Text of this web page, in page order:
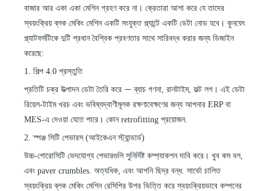
বাজার আর একা একা মেশিন গ্রহণ করে না। ক্রেতারা আশা করে যে তাদের
স্বয়ংক্রিয় ব্লক মেকিং মেশিন একটি সংযুক্ত প্ল্যান্টে একটি ডেটা নোড হবে। কুনফেং
প্ল্যাটফর্মটিকে দুটি প্রধান বৈশ্বিক প্রবণতার সাথে সারিবদ্ধ করার জন্য ডিজাইন
করেছে:
1. শিল্প 4.0 প্রস্তুতি
প্রতিটি চক্র উত্পাদন ডেটা তৈরি করে —ব্যাচ গণনা, রানটাইম, ফল্ট লগ। এই ডেটা
রিয়েল-টাইম খরচ এবং ভবিষ্যদ্বাণীমূলক রক্ষণাবেক্ষণের জন্য আপনার ERP বা
MES-এ দেওয়া যেতে পারে। কোন retrofitting প্রয়োজন.
2. স্পঞ্জ সিটি পেভারস (আইকেএন স্ট্যান্ডার্ড)
উচ্চ-পোরোসিটি ভেদযোগ্য পেভারগুলি সুনির্দিষ্ট কম্প্যাকশন দাবি করে। খুব কম বল,
এবং paver crumbles. অত্যধিক, এবং আপনি ছিদ্র বন্ধ. সার্ভো চালিত
স্বয়ংক্রিয় ব্লক মেকিং মেশিন রেসিপির উপর ভিত্তি করে স্বয়ংক্রিয়ভাবে কম্পনের